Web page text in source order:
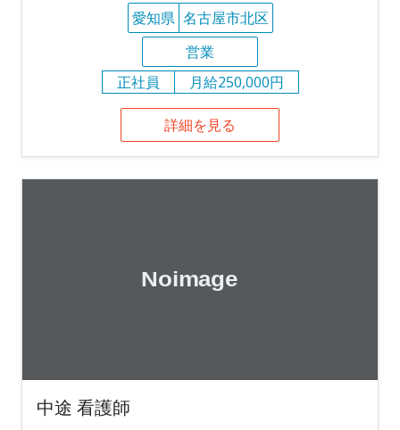
愛知県 名古屋市北区
営業
正社員
月給250,000円
詳細を見る
中途 看護師